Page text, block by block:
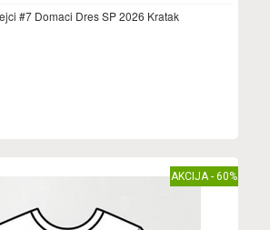
#7 Domaci Dres SP 2026 Kratak
AKCIJA - 60%